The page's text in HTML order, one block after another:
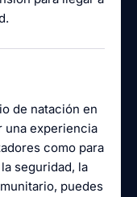
de natación en
una experiencia
como para
seguridad, la
puedes